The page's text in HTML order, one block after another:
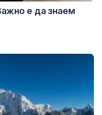
е да знаем